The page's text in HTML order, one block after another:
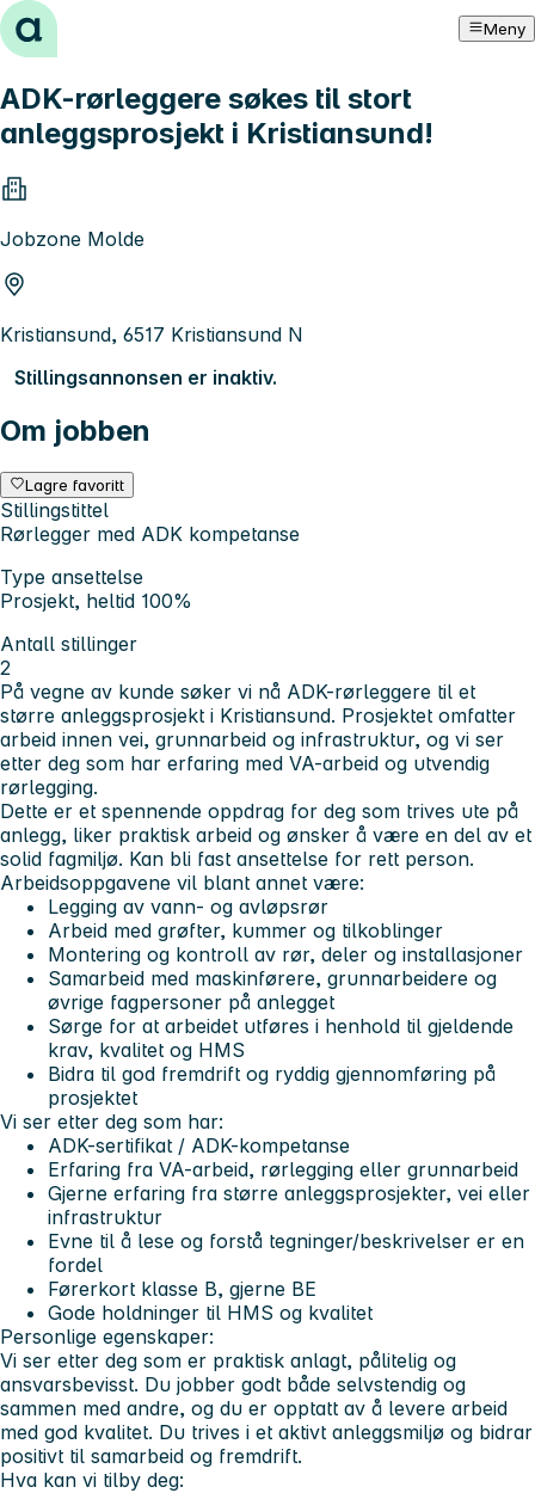
Hopp til innhold Meny
ADK-rørleggere søkes til stort
anleggsprosjekt i Kristiansund!
Jobzone Molde
Kristiansund, 6517 Kristiansund N
Stillingsannonsen er inaktiv.
Om jobben
Lagre favoritt
Stillingstittel
Rørlegger med ADK kompetanse
Type ansettelse
Prosjekt, heltid 100%
Antall stillinger
2
På vegne av kunde søker vi nå ADK-rørleggere til et
større anleggsprosjekt i Kristiansund. Prosjektet omfatter
arbeid innen vei, grunnarbeid og infrastruktur, og vi ser
etter deg som har erfaring med VA-arbeid og utvendig
rørlegging.
Dette er et spennende oppdrag for deg som trives ute på
anlegg, liker praktisk arbeid og ønsker å være en del av et
solid fagmiljø. Kan bli fast ansettelse for rett person.
Arbeidsoppgavene vil blant annet være:
Legging av vann- og avløpsrør
Arbeid med grøfter, kummer og tilkoblinger
Montering og kontroll av rør, deler og installasjoner
Samarbeid med maskinførere, grunnarbeidere og
øvrige fagpersoner på anlegget
Sørge for at arbeidet utføres i henhold til gjeldende
krav, kvalitet og HMS
Bidra til god fremdrift og ryddig gjennomføring på
prosjektet
Vi ser etter deg som har:
ADK-sertifikat / ADK-kompetanse
Erfaring fra VA-arbeid, rørlegging eller grunnarbeid
Gjerne erfaring fra større anleggsprosjekter, vei eller
infrastruktur
Evne til å lese og forstå tegninger/beskrivelser er en
fordel
Førerkort klasse B, gjerne BE
Gode holdninger til HMS og kvalitet
Personlige egenskaper:
Vi ser etter deg som er praktisk anlagt, pålitelig og
ansvarsbevisst. Du jobber godt både selvstendig og
sammen med andre, og du er opptatt av å levere arbeid
med god kvalitet. Du trives i et aktivt anleggsmiljø og bidrar
positivt til samarbeid og fremdrift.
Hva kan vi tilby deg: